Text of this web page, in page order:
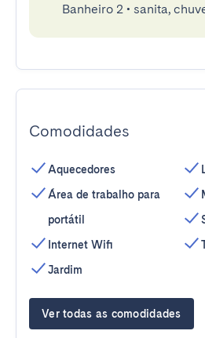
Banheiro 2 • sanita,
Comodidades
Aquecedores
Área de trabalho para
portátil
Internet Wifi
Jardim
Ver todas as comodidades